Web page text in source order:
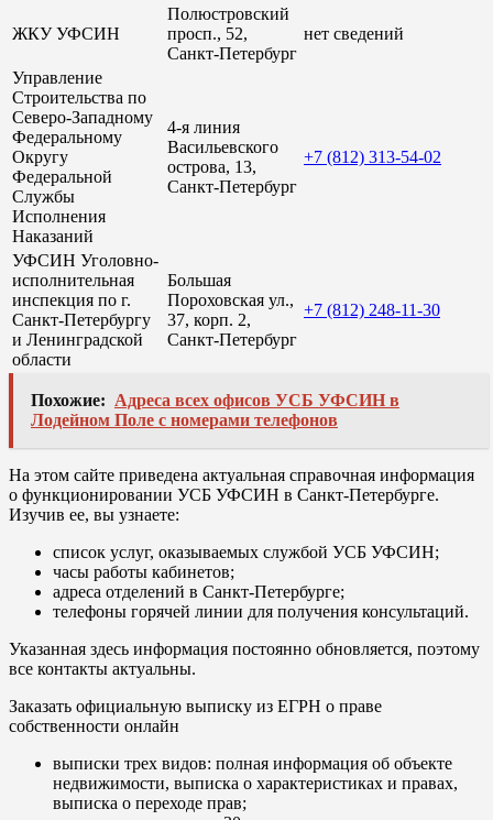
ЖКУ УФСИН
Полюстровский
просп., 52,
Санкт-Петербург
нет сведений
Управление
Строительства по
Северо-Западному
Федеральному
Округу
Федеральной
Службы
Исполнения
Наказаний
4-я линия
Васильевского
острова, 13,
Санкт-Петербург
+7 (812) 313-54-02
УФСИН Уголовно-
исполнительная
инспекция по г.
Санкт-Петербургу
и Ленинградской
области
Большая
Пороховская ул.,
37, корп. 2,
Санкт-Петербург
+7 (812) 248-11-30
Похожие: Адреса всех офисов УСБ УФСИН в
Лодейном Поле с номерами телефонов
На этом сайте приведена актуальная справочная информация
о функционировании УСБ УФСИН в Санкт-Петербурге.
Изучив ее, вы узнаете:
список услуг, оказываемых службой УСБ УФСИН;
часы работы кабинетов;
адреса отделений в Санкт-Петербурге;
телефоны горячей линии для получения консультаций.
Указанная здесь информация постоянно обновляется, поэтому
все контакты актуальны.
Заказать официальную выписку из ЕГРН о праве
собственности онлайн
выписки трех видов: полная информация об объекте
недвижимости, выписка о характеристиках и правах,
выписка о переходе прав;